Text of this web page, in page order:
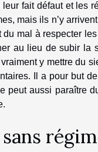
fait défaut et les
mais ils n’y
mal à respecter
au lieu de subir la
y mettre du
Il a pour but
peut aussi paraître